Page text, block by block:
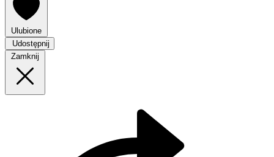
Ulubione
Udostępnij
Zamknij